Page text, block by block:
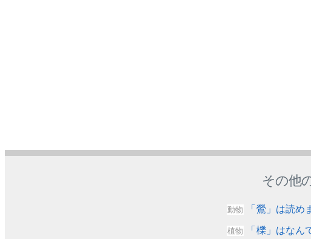
その他
動物 「鶯」は読め
植物 「櫟」はなん